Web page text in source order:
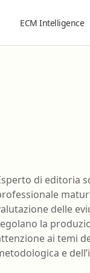
pediatrico
Chirurgo
ECM Intelligence
Guida
Guida
di editoria
delle
la
ai temi
e